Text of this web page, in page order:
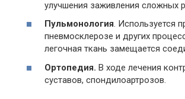
улучшения заживления сложных
Пульмонология. Используется
пневмосклерозе и других
легочная ткань замещается
Ортопедия. В ходе лечения
суставов, спондилоартрозов.